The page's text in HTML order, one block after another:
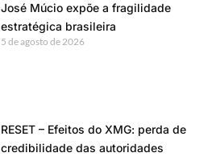
José Múcio expõe a fragilidade
estratégica brasileira
5 de agosto de 2026
RESET – Efeitos do XMG: perda de
credibilidade das autoridades